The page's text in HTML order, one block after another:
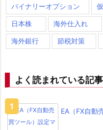
バイナリーオプション
日本株 海外仕入れ
海外銀行 節税対策
よく読まれている記事
EA（FX自動